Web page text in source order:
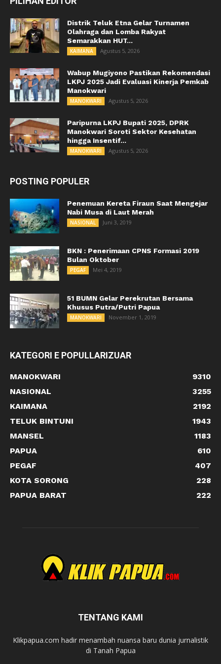
Distrik Teluk Etna Gelar Turnamen
Olahraga dan Lomba Rakyat
Semarakkan HUT...
KAIMANA Agustus 5, 2026
Wabup Mugiyono Pastikan Rekomendasi
LKPJ 2025 Jadi Evaluasi Kinerja Pemkab
Manokwari
MANOKWARI Agustus 5, 2026
Paripurna LKPJ Bupati 2025, DPRK
Manokwari Soroti Sektor Kesehatan
hingga Insentif...
MANOKWARI Agustus 5, 2026
POSTING POPULER
Penemuan Kereta Firaun Saat Mengejar
Nabi Musa di Laut Merah
NASIONAL Juni 3, 2019
BKN : Penerimaan CPNS Formasi 2019
Bulan Oktober
PEGAF Mei 4, 2019
51 BUMN Gelar Perekrutan Bersama
Khusus Putra/Putri Papua
MANOKWARI November 1, 2019
KATEGORI E POPULLARIZUAR
MANOKWARI
9310
NASIONAL
3255
KAIMANA
2192
TELUK BINTUNI
1943
MANSEL
1183
PAPUA
610
PEGAF
407
KOTA SORONG
228
PAPUA BARAT
222
TENTANG KAMI
Klikpapua.com hadir menambah nuansa baru dunia jurnalistik
di Tanah Papua